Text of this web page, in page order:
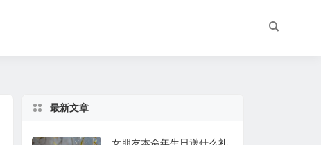
最新文章